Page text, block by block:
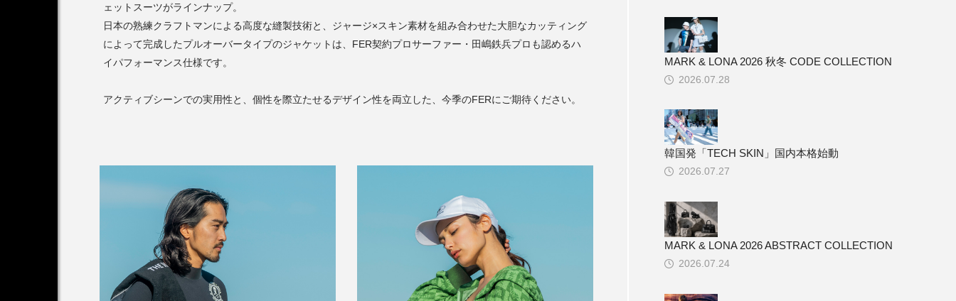
2026.07.28
MARK & LONA 2026 秋冬 CODE COLLECTION
2026.07.27
韓国発「TECH SKIN」国内本格始動
2026.07.24
MARK & LONA 2026 ABSTRACT COLLECTION
ェットスーツがラインナップ。
日本の熟練クラフトマンによる高度な縫製技術と、ジャージ×スキン素材を組み合わせた大胆なカッティング
によって完成したプルオーバータイプのジャケットは、FER契約プロサーファー・田嶋鉄兵プロも認めるハ
イパフォーマンス仕様です。
アクティブシーンでの実用性と、個性を際立たせるデザイン性を両立した、今季のFERにご期待ください。